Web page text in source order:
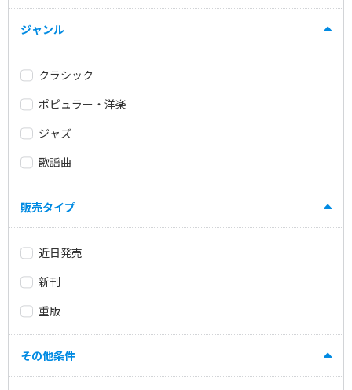
ジャンル
クラシック
ポピュラー・洋楽
ジャズ
歌謡曲
販売タイプ
近日発売
新刊
重版
その他条件